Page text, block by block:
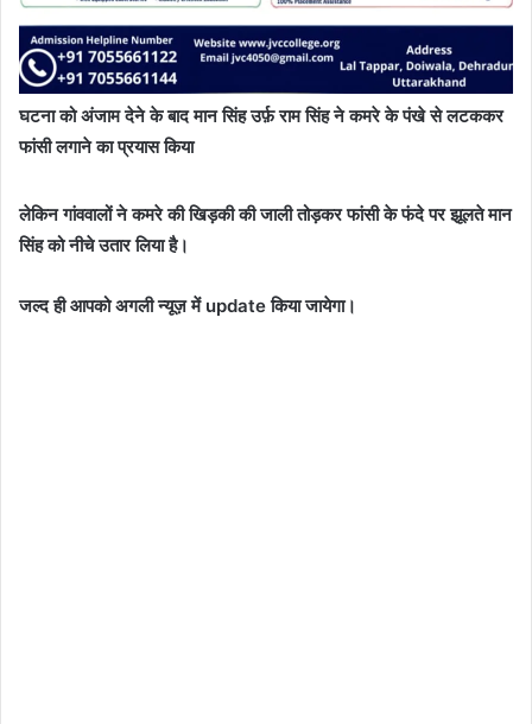
घटना को अंजाम देने के बाद मान सिंह उर्फ़ राम सिंह ने कमरे के पंखे से लटककर
फांसी लगाने का प्रयास किया
लेकिन गांववालों ने कमरे की खिड़की की जाली तोड़कर फांसी के फंदे पर झूलते मान
सिंह को नीचे उतार लिया है।
जल्द ही आपको अगली न्यूज़ में update किया जायेगा।